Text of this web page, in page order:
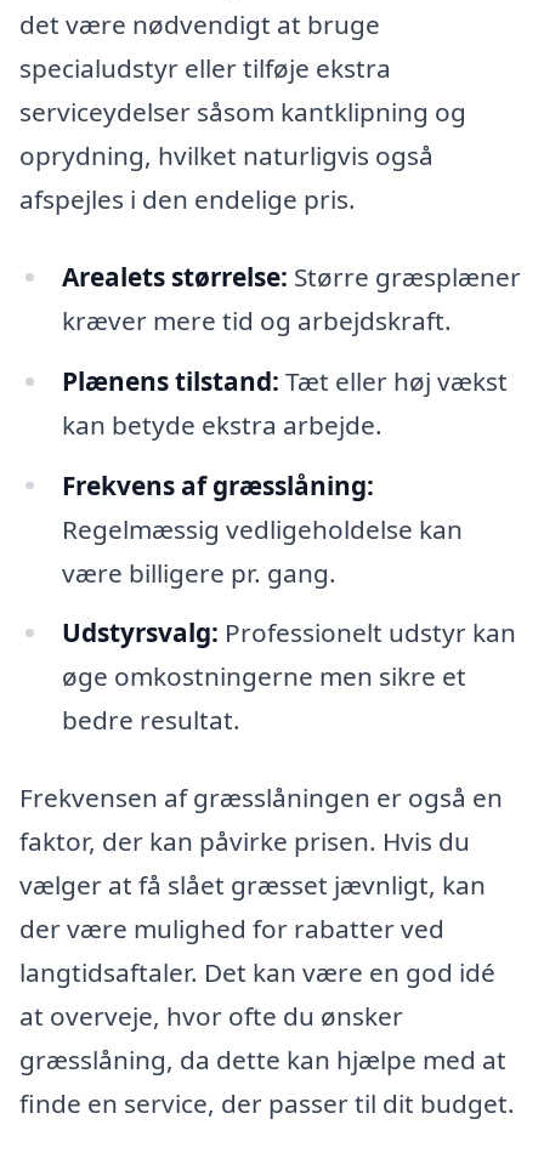
det være nødvendigt at bruge
specialudstyr eller tilføje ekstra
serviceydelser såsom kantklipning og
oprydning, hvilket naturligvis også
afspejles i den endelige pris.
Arealets størrelse: Større græsplæner
kræver mere tid og arbejdskraft.
Plænens tilstand: Tæt eller høj vækst
kan betyde ekstra arbejde.
Frekvens af græsslåning:
Regelmæssig vedligeholdelse kan
være billigere pr. gang.
Udstyrsvalg: Professionelt udstyr kan
øge omkostningerne men sikre et
bedre resultat.
Frekvensen af græsslåningen er også en
faktor, der kan påvirke prisen. Hvis du
vælger at få slået græsset jævnligt, kan
der være mulighed for rabatter ved
langtidsaftaler. Det kan være en god idé
at overveje, hvor ofte du ønsker
græsslåning, da dette kan hjælpe med at
finde en service, der passer til dit budget.